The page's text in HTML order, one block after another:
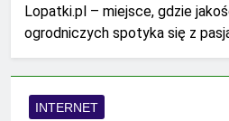
Lopatki.pl – miejsce, gdzie
ogrodniczych spotyka się z
INTERNET